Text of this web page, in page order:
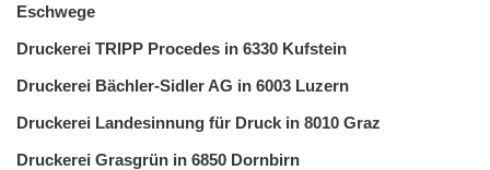
Eschwege
Druckerei TRIPP Procedes in 6330 Kufstein
Druckerei Bächler-Sidler AG in 6003 Luzern
Druckerei Landesinnung für Druck in 8010 Graz
Druckerei Grasgrün in 6850 Dornbirn